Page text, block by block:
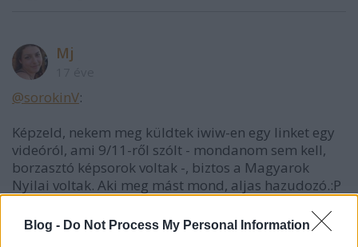
Blog - Do Not Process My Personal Information
Mj
@sorokinV:
Képzeld, nekem meg küldtek iwiw-en egy linket egy
videóról, ami 9/11-ről szólt - mondanom sem kell,
borzasztó képsorok voltak -, biztos a Magyarok
Nyilai voltak. Aki meg mást mond, aljas hazudozó.:P